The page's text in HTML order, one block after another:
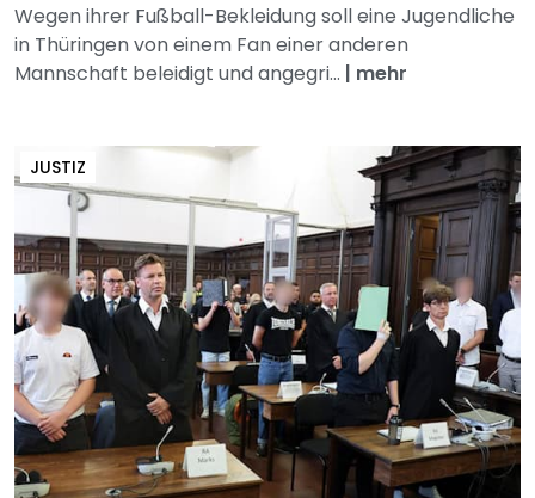
Wegen ihrer Fußball-Bekleidung soll eine Jugendliche
in Thüringen von einem Fan einer anderen
Mannschaft beleidigt und angegri... | mehr
JUSTIZ